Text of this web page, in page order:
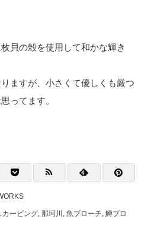
貝の殻を使用して和かな輝き
ますが、小さくて優しくも厳つ
ってます。
カービング, 那珂川 , 魚ブローチ, 鱒ブロ